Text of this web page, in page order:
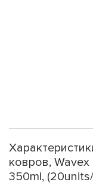
ковров,
350ml,